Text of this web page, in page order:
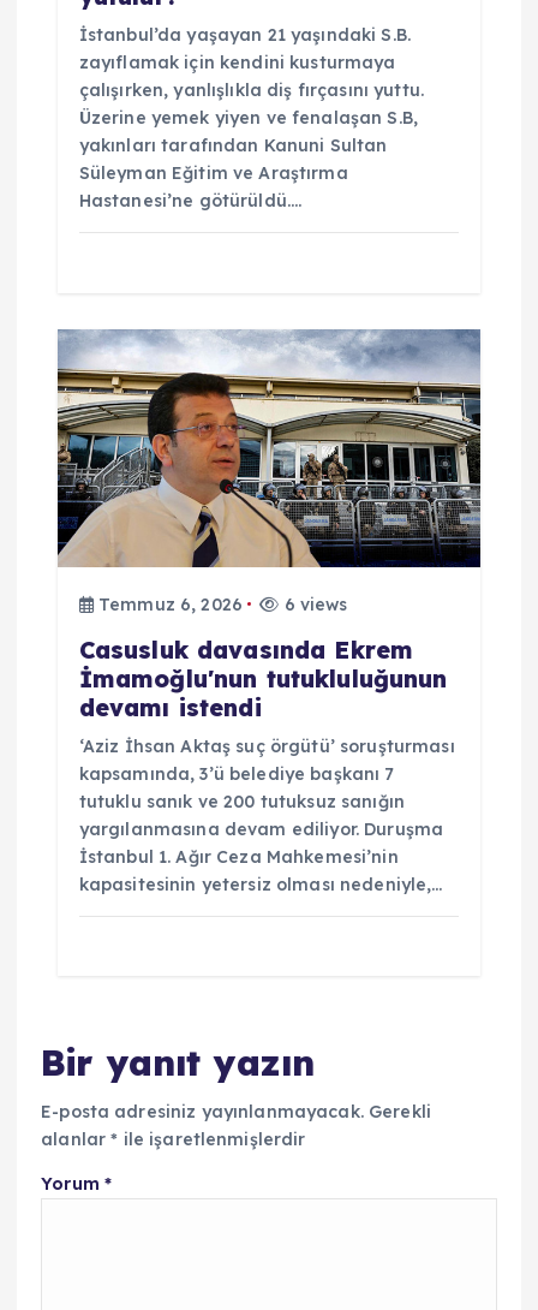
İstanbul’da yaşayan 21 yaşındaki S.B.
zayıflamak için kendini kusturmaya
çalışırken, yanlışlıkla diş fırçasını yuttu.
Üzerine yemek yiyen ve fenalaşan S.B,
yakınları tarafından Kanuni Sultan
Süleyman Eğitim ve Araştırma
Hastanesi’ne götürüldü.…
Temmuz 6, 2026 6 views
Casusluk davasında Ekrem
İmamoğlu'nun tutukluluğunun
devamı istendi
‘Aziz İhsan Aktaş suç örgütü’ soruşturması
kapsamında, 3’ü belediye başkanı 7
tutuklu sanık ve 200 tutuksuz sanığın
yargılanmasına devam ediliyor. Duruşma
İstanbul 1. Ağır Ceza Mahkemesi’nin
kapasitesinin yetersiz olması nedeniyle,…
Bir yanıt yazın
E-posta adresiniz yayınlanmayacak. Gerekli
alanlar* ile işaretlenmişlerdir
Yorum *